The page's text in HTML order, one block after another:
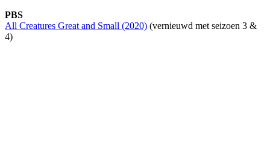
PBS
All Creatures Great and Small (2020) (vernieuwd met seizoen 3 &
4)